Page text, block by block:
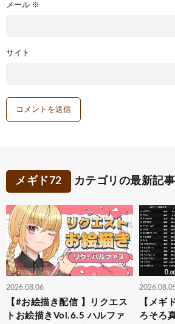
メール ※
サイト
メギド72 カテゴリの最新記事
2026.08.06
【#お絵描き配信 】リクエス
トお絵描きVol.6.5 ハルファ
【メギ
ろそろ